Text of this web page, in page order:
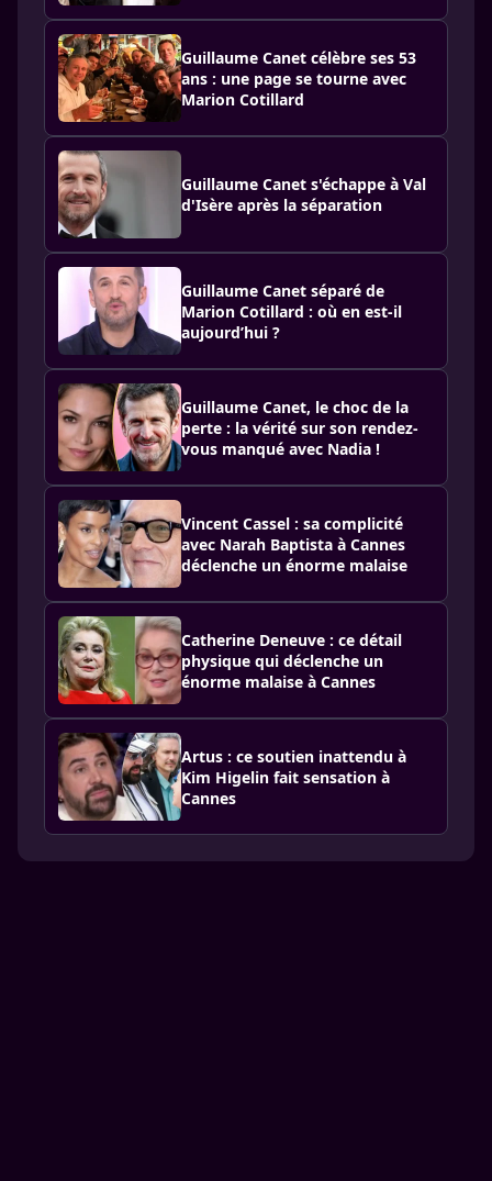
Guillaume Canet célèbre ses 53
ans : une page se tourne avec
Marion Cotillard
Guillaume Canet s'échappe à Val
d'Isère après la séparation
Guillaume Canet séparé de
Marion Cotillard : où en est-il
aujourd’hui ?
Guillaume Canet, le choc de la
perte : la vérité sur son rendez-
vous manqué avec Nadia !
Vincent Cassel : sa complicité
avec Narah Baptista à Cannes
déclenche un énorme malaise
Catherine Deneuve : ce détail
physique qui déclenche un
énorme malaise à Cannes
Artus : ce soutien inattendu à
Kim Higelin fait sensation à
Cannes